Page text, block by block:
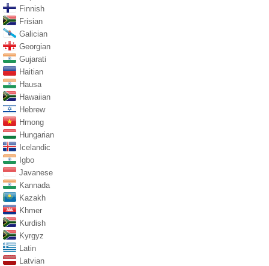
Finnish
Frisian
Galician
Georgian
Gujarati
Haitian
Hausa
Hawaiian
Hebrew
Hmong
Hungarian
Icelandic
Igbo
Javanese
Kannada
Kazakh
Khmer
Kurdish
Kyrgyz
Latin
Latvian